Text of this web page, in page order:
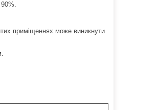
приміщеннях може виникнути